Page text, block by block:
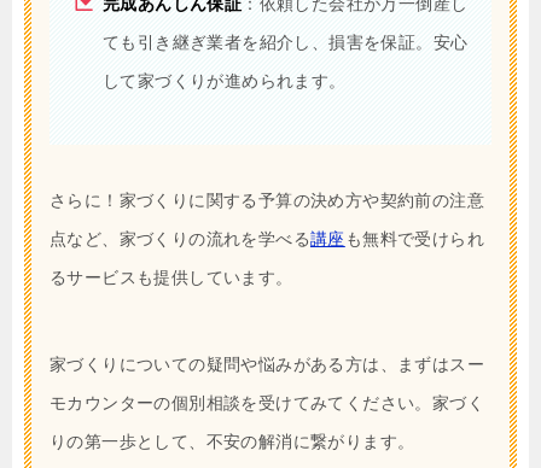
完成あんしん保証 ：依頼した会社が万一倒産し
ても引き継ぎ業者を紹介し、損害を保証。安心
して家づくりが進められます。
さらに！家づくりに関する予算の決め方や契約前の注意
点など、家づくりの流れを学べる講座 も無料で受けられ
るサービスも提供しています。
家づくりについての疑問や悩みがある方は、まずはスー
モカウンターの個別相談を受けてみてください。家づく
りの第一歩として、不安の解消に繋がります。